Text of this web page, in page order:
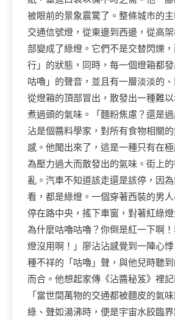
被眼前的景象震驚了。整條城市的
交通信號燈，從東邊到西邊，從高
部變成了綠燈。它們不是交替閃爍
行」的狀態，同時，每一個燈箱都
咕嚕」的聲音，並且有一層淡淡的
從燈箱的頂部冒出，散發出一種難
煮過頭的氣味。「麵粉焦慮？還是
沾是個醬料學家，對所有食物相關
感。他聞出來了，這是一種只有在
為壓力過大而散發出的氣味。街上
亂。汽車不知道該走還是該停，因
看，都是綠燈。一個穿著西裝的男
停在路中央，搖下車窗，對著紅綠
為什麼咕嚕咕嚕？你倒是紅一下啊
燈沒用啊！」廖沾沾感覺到一陣心
種不祥的「咕嚕」聲，與他兒時聽
而合。他想起家傳《沾醬秘笈》裡記
「當世間萬物的交通都被麵皮的氣
綠、聲如湯沸時，便是宇宙水餃臨界